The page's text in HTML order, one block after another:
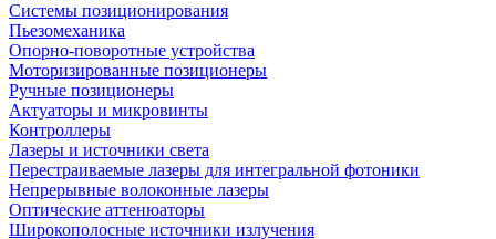
Системы позиционирования
Пьезомеханика
Опорно-поворотные устройства
Моторизированные позиционеры
Ручные позиционеры
Актуаторы и микровинты
Контроллеры
Лазеры и источники света
Перестраиваемые лазеры для интегральной фотоники
Непрерывные волоконные лазеры
Оптические аттенюаторы
Широкополосные источники излучения